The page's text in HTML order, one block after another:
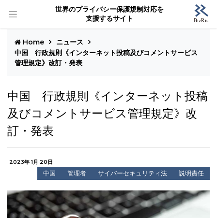
世界のプライバシー保護規制対応を
支援するサイト
Home
ニュース
中国 行政規則《インターネット投稿及びコメントサービス
管理規定》改訂・発表
中国 行政規則《インターネット投稿
及びコメントサービス管理規定》改
訂・発表
2023年 1月 20日
中国 管理者 サイバーセキュリティ法 説明責任